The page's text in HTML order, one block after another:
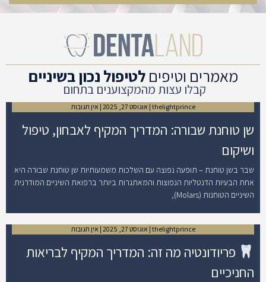
מאמרים וטיפים לטיפול נכון בשיניים
קבלו עצות מהמקצוענים בתחום
שן טוחנת שבורה: המדריך המקיף לאבחון, טיפול
ושיקום
thelightprince אוגוסט 27, 2025 אין תגובות
שבר בשן טוחנת – תופעה נפוצה עם השלכות משמעותיות שן טוחנת שבורה היא
אחת הבעיות הדנטליות הנפוצות והמאתגרות ביותר ברפואת השיניים המודרנית.
השיניים הטוחנות (Molars),
פריודונטיה מה זה: המדריך המקיף לבריאות
החניכיים
thelightprince אוגוסט 27, 2025 אין תגובות